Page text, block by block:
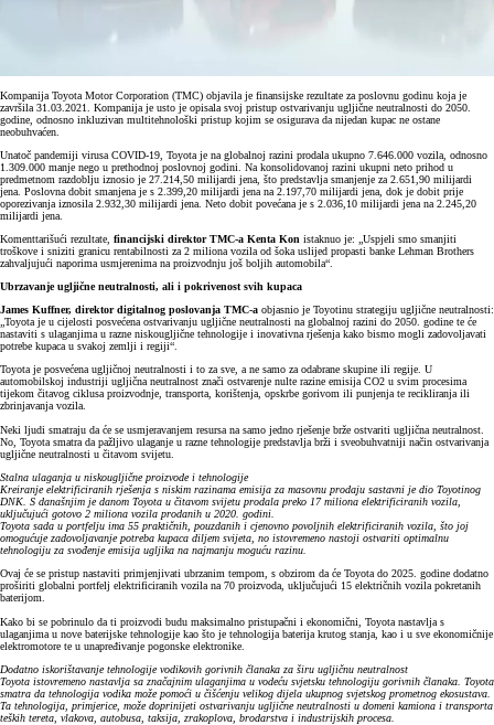
Kompanija Toyota Motor Corporation (TMC) objavila je finansijske rezultate za poslovnu godinu koja je
završila 31.03.2021. Kompanija je usto je opisala svoj pristup ostvarivanju ugljične neutralnosti do 2050.
godine, odnosno inkluzivan multitehnološki pristup kojim se osigurava da nijedan kupac ne ostane
neobuhvaćen.
Unatoč pandemiji virusa COVID-19, Toyota je na globalnoj razini prodala ukupno 7.646.000 vozila, odnosno
1.309.000 manje nego u prethodnoj poslovnoj godini. Na konsolidovanoj razini ukupni neto prihod u
predmetnom razdoblju iznosio je 27.214,50 milijardi jena, što predstavlja smanjenje za 2.651,90 milijardi
jena. Poslovna dobit smanjena je s 2.399,20 milijardi jena na 2.197,70 milijardi jena, dok je dobit prije
oporezivanja iznosila 2.932,30 milijardi jena. Neto dobit povećana je s 2.036,10 milijardi jena na 2.245,20
milijardi jena.
Komenttarišući rezultate, financijski direktor TMC-a Kenta Kon istaknuo je: „Uspjeli smo smanjiti
troškove i sniziti granicu rentabilnosti za 2 miliona vozila od šoka uslijed propasti banke Lehman Brothers
zahvaljujući naporima usmjerenima na proizvodnju još boljih automobila“.
Ubrzavanje ugljične neutralnosti, ali i pokrivenost svih kupaca
James Kuffner, direktor digitalnog poslovanja TMC-a objasnio je Toyotinu strategiju ugljične neutralnosti:
„Toyota je u cijelosti posvećena ostvarivanju ugljične neutralnosti na globalnoj razini do 2050. godine te će
nastaviti s ulaganjima u razne niskougljične tehnologije i inovativna rješenja kako bismo mogli zadovoljavati
potrebe kupaca u svakoj zemlji i regiji“.
Toyota je posvećena ugljičnoj neutralnosti i to za sve, a ne samo za odabrane skupine ili regije. U
automobilskoj industriji ugljična neutralnost znači ostvarenje nulte razine emisija CO2 u svim procesima
tijekom čitavog ciklusa proizvodnje, transporta, korištenja, opskrbe gorivom ili punjenja te recikliranja ili
zbrinjavanja vozila.
Neki ljudi smatraju da će se usmjeravanjem resursa na samo jedno rješenje brže ostvariti ugljična neutralnost.
No, Toyota smatra da pažljivo ulaganje u razne tehnologije predstavlja brži i sveobuhvatniji način ostvarivanja
ugljične neutralnosti u čitavom svijetu.
Stalna ulaganja u niskougljične proizvode i tehnologije
Kreiranje elektrificiranih rješenja s niskim razinama emisija za masovnu prodaju sastavni je dio Toyotinog
DNK. S današnjim je danom Toyota u čitavom svijetu prodala preko 17 miliona elektrificiranih vozila,
uključujući gotovo 2 miliona vozila prodanih u 2020. godini.
Toyota sada u portfelju ima 55 praktičnih, pouzdanih i cjenovno povoljnih elektrificiranih vozila, što joj
omogućuje zadovoljavanje potreba kupaca diljem svijeta, no istovremeno nastoji ostvariti optimalnu
tehnologiju za svođenje emisija ugljika na najmanju moguću razinu.
Ovaj će se pristup nastaviti primjenjivati ubrzanim tempom, s obzirom da će Toyota do 2025. godine dodatno
proširiti globalni portfelj elektrificiranih vozila na 70 proizvoda, uključujući 15 električnih vozila pokretanih
baterijom.
Kako bi se pobrinulo da ti proizvodi budu maksimalno pristupačni i ekonomični, Toyota nastavlja s
ulaganjima u nove baterijske tehnologije kao što je tehnologija baterija krutog stanja, kao i u sve ekonomičnije
elektromotore te u unapređivanje pogonske elektronike.
Dodatno iskorištavanje tehnologije vodikovih gorivnih članaka za širu ugljičnu neutralnost
Toyota istovremeno nastavlja sa značajnim ulaganjima u vodeću svjetsku tehnologiju gorivnih članaka. Toyota
smatra da tehnologija vodika može pomoći u čišćenju velikog dijela ukupnog svjetskog prometnog ekosustava.
Ta tehnologija, primjerice, može doprinijeti ostvarivanju ugljične neutralnosti u domeni kamiona i transporta
teških tereta, vlakova, autobusa, taksija, zrakoplova, brodarstva i industrijskih procesa.